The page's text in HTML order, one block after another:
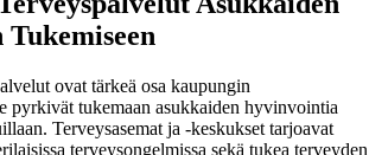
ovat tärkeä osa kaupungin
pyrkivät tukemaan asukkaiden hyvinvointia
Terveysasemat ja -keskukset tarjoavat
terveysongelmissa sekä tukea terveyden